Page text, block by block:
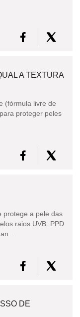
A TEXTURA
(fórmula livre de
proteger peles
protege a pele das
raios UVB. PPD
DE